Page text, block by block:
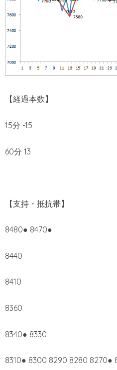
【経過本数】
15分 -15
60分 13
【支持・抵抗帯】
8480● 8470●
8440
8410
8360
8340● 8330
8310● 8300 8290 8280 8270●